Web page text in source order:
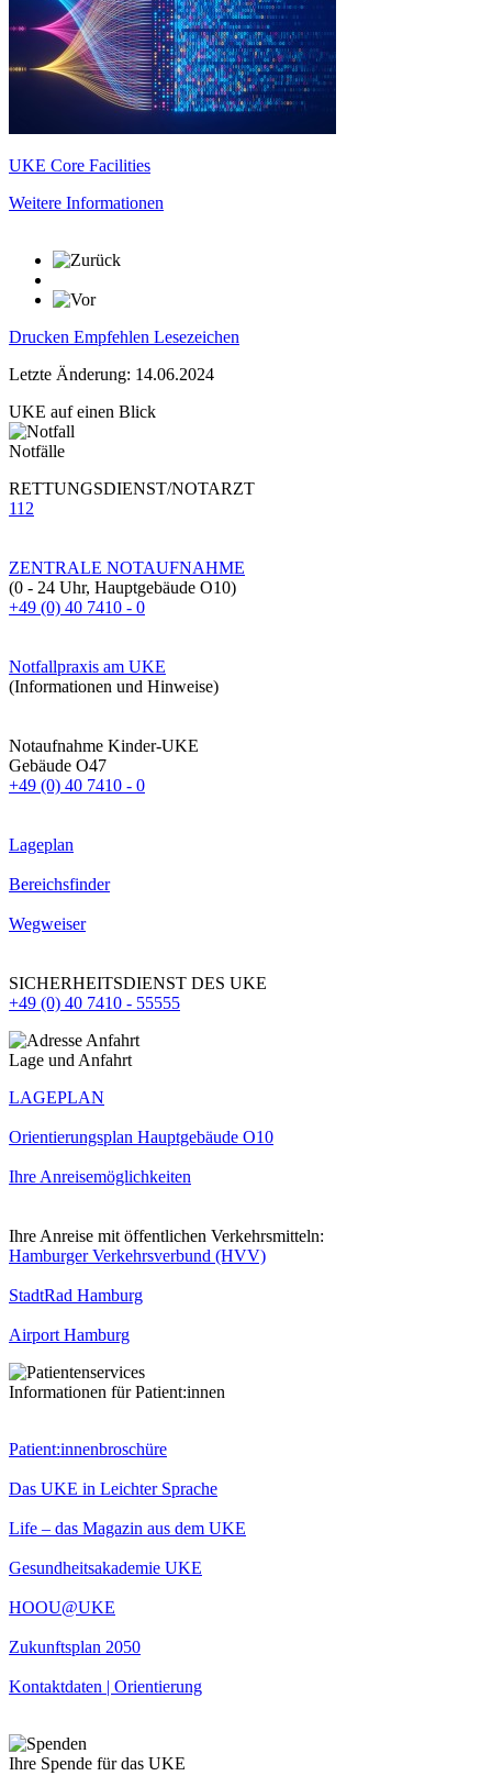
UKE Core Facilities
Weitere Informationen
Drucken Empfehlen Lesezeichen
Letzte Änderung: 14.06.2024
UKE auf einen Blick
Notfälle
RETTUNGSDIENST/NOTARZT
112
ZENTRALE NOTAUFNAHME
(0 - 24 Uhr, Hauptgebäude O10)
+49 (0) 40 7410 - 0
Notfallpraxis am UKE
(Informationen und Hinweise)
Notaufnahme Kinder-UKE
Gebäude O47
+49 (0) 40 7410 - 0
Lageplan
Bereichsfinder
Wegweiser
SICHERHEITSDIENST DES UKE
+49 (0) 40 7410 - 55555
Lage und Anfahrt
LAGEPLAN
Orientierungsplan Hauptgebäude O10
Ihre Anreisemöglichkeiten
Ihre Anreise mit öffentlichen Verkehrsmitteln:
Hamburger Verkehrsverbund (HVV)
StadtRad Hamburg
Airport Hamburg
Informationen für Patient:innen
Patient:innenbroschüre
Das UKE in Leichter Sprache
Life – das Magazin aus dem UKE
Gesundheitsakademie UKE
HOOU@UKE
Zukunftsplan 2050
Kontaktdaten | Orientierung
Ihre Spende für das UKE